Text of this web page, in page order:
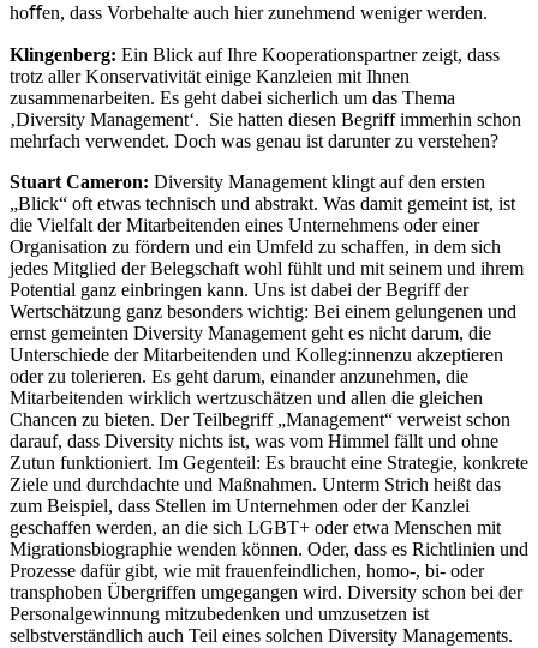
hoﬀen, dass Vorbehalte auch hier zunehmend weniger werden.
Klingenberg: Ein Blick auf Ihre Kooperationspartner zeigt, dass
trotz aller Konservativität einige Kanzleien mit Ihnen
zusammenarbeiten. Es geht dabei sicherlich um das Thema
‚Diversity Management‘. Sie hatten diesen Begriff immerhin schon
mehrfach verwendet. Doch was genau ist darunter zu verstehen?
Stuart Cameron: Diversity Management klingt auf den ersten
„Blick“ oft etwas technisch und abstrakt. Was damit gemeint ist, ist
die Vielfalt der Mitarbeitenden eines Unternehmens oder einer
Organisation zu fördern und ein Umfeld zu schaffen, in dem sich
jedes Mitglied der Belegschaft wohl fühlt und mit seinem und ihrem
Potential ganz einbringen kann. Uns ist dabei der Begriff der
Wertschätzung ganz besonders wichtig: Bei einem gelungenen und
ernst gemeinten Diversity Management geht es nicht darum, die
Unterschiede der Mitarbeitenden und Kolleg:innenzu akzeptieren
oder zu tolerieren. Es geht darum, einander anzunehmen, die
Mitarbeitenden wirklich wertzuschätzen und allen die gleichen
Chancen zu bieten. Der Teilbegriff „Management“ verweist schon
darauf, dass Diversity nichts ist, was vom Himmel fällt und ohne
Zutun funktioniert. Im Gegenteil: Es braucht eine Strategie, konkrete
Ziele und durchdachte und Maßnahmen. Unterm Strich heißt das
zum Beispiel, dass Stellen im Unternehmen oder der Kanzlei
geschaffen werden, an die sich LGBT+ oder etwa Menschen mit
Migrationsbiographie wenden können. Oder, dass es Richtlinien und
Prozesse dafür gibt, wie mit frauenfeindlichen, homo-, bi- oder
transphoben Übergriffen umgegangen wird. Diversity schon bei der
Personalgewinnung mitzubedenken und umzusetzen ist
selbstverständlich auch Teil eines solchen Diversity Managements.